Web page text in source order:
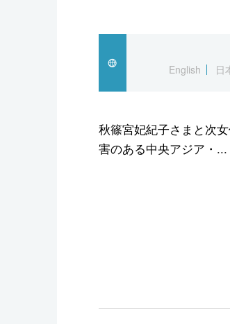
スポーツ・東京2020English
日
秋篠宮妃紀子さまと次
害のある中央アジア・...